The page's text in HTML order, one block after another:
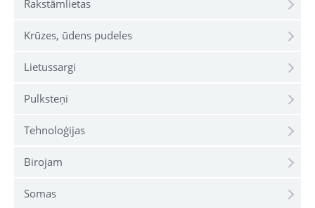
Rakstāmlietas
Krūzes, ūdens pudeles
Lietussargi
Pulksteņi
Tehnoloģijas
Birojam
Somas